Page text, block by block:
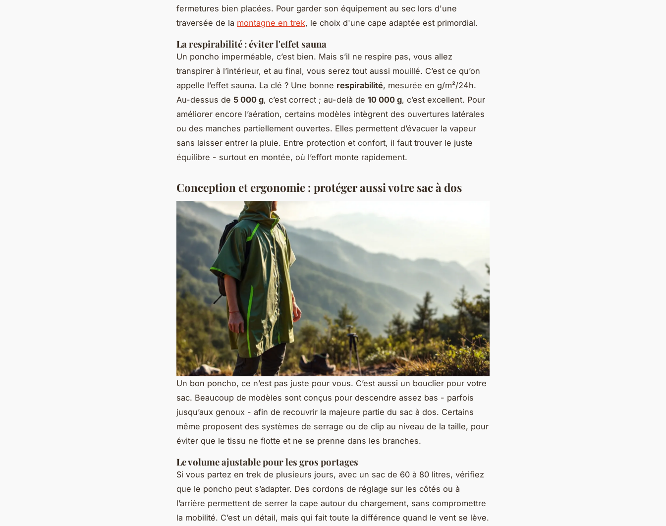
fermetures bien placées. Pour garder son équipement au sec lors d'une
traversée de la montagne en trek, le choix d'une cape adaptée est primordial.
La respirabilité : éviter l'effet sauna
Un poncho imperméable, c’est bien. Mais s’il ne respire pas, vous allez
transpirer à l’intérieur, et au final, vous serez tout aussi mouillé. C’est ce qu’on
appelle l’effet sauna. La clé ? Une bonne respirabilité, mesurée en g/m²/24h.
Au-dessus de 5 000 g, c’est correct ; au-delà de 10 000 g, c’est excellent. Pour
améliorer encore l’aération, certains modèles intègrent des ouvertures latérales
ou des manches partiellement ouvertes. Elles permettent d’évacuer la vapeur
sans laisser entrer la pluie. Entre protection et confort, il faut trouver le juste
équilibre - surtout en montée, où l’effort monte rapidement.
Conception et ergonomie : protéger aussi votre sac à dos
Un bon poncho, ce n’est pas juste pour vous. C’est aussi un bouclier pour votre
sac. Beaucoup de modèles sont conçus pour descendre assez bas - parfois
jusqu’aux genoux - afin de recouvrir la majeure partie du sac à dos. Certains
même proposent des systèmes de serrage ou de clip au niveau de la taille, pour
éviter que le tissu ne flotte et ne se prenne dans les branches.
Le volume ajustable pour les gros portages
Si vous partez en trek de plusieurs jours, avec un sac de 60 à 80 litres, vérifiez
que le poncho peut s’adapter. Des cordons de réglage sur les côtés ou à
l’arrière permettent de serrer la cape autour du chargement, sans compromettre
la mobilité. C’est un détail, mais qui fait toute la différence quand le vent se lève.